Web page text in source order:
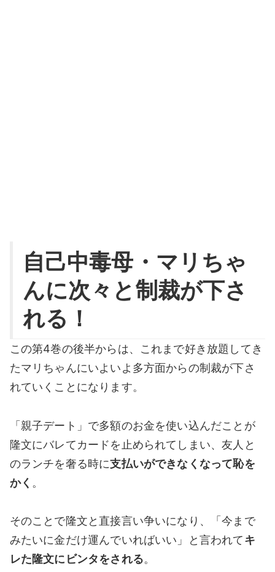
自己中毒母・マリちゃ
んに次々と制裁が下さ
れる！
この第4巻の後半からは、これまで好き放題してき
たマリちゃんにいよいよ多方面からの制裁が下さ
れていくことになります。
「親子デート」で多額のお金を使い込んだことが
隆文にバレてカードを止められてしまい、友人と
のランチを奢る時に支払いができなくなって恥を
かく 。
そのことで隆文と直接言い争いになり、「今まで
みたいに金だけ運んでいればいい」と言われてキ
レた隆文にビンタをされる。